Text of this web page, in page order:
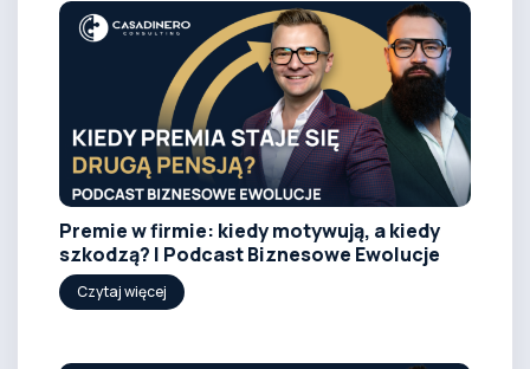
Premie w firmie: kiedy motywują, a kiedy
szkodzą? | Podcast Biznesowe Ewolucje
Czytaj więcej